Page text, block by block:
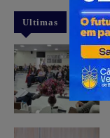
Ultimas